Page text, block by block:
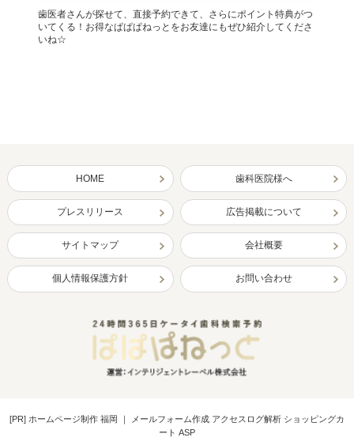
歯医者さんが探せて、直接予約できて、さらにポイント特典がつ
いてくる！お得なぱぱぱねっとをお友達にもぜひ紹介してくださ
いね☆
HOME 歯科医院様へ
プレスリリース 広告掲載について
サイトマップ 会社概要
個人情報保護方針 お問い合わせ
[PR] ホームページ制作 福岡 ｜
メールフォーム作成 アクセスログ解析 ショッピングカ
ート ASP